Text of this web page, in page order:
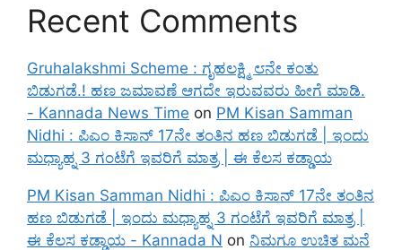
Recent Comments
Gruhalakshmi Scheme : ಗೃಹಲಕ್ಷ್ಮಿ ೮ನೇ ಕಂತು
ಬಿಡುಗಡೆ.! ಹಣ ಜಮಾವಣೆ ಆಗದೇ ಇರುವವರು ಹೀಗೆ ಮಾಡಿ.
- Kannada News Time on PM Kisan Samman
Nidhi : ಪಿಎಂ ಕಿಸಾನ್ 17ನೇ ತಂತಿನ ಹಣ ಬಿಡುಗಡೆ | ಇಂದು
ಮಧ್ಯಾಹ್ನ 3 ಗಂಟೆಗೆ ಇವರಿಗೆ ಮಾತ್ರ | ಈ ಕೆಲಸ ಕಡ್ಡಾಯ
PM Kisan Samman Nidhi : ಪಿಎಂ ಕಿಸಾನ್ 17ನೇ ತಂತಿನ
ಹಣ ಬಿಡುಗಡೆ | ಇಂದು ಮಧ್ಯಾಹ್ನ 3 ಗಂಟೆಗೆ ಇವರಿಗೆ ಮಾತ್ರ |
ಈ ಕೆಲಸ ಕಡ್ಡಾಯ - Kannada N on ನಿಮಗೂ ಉಚಿತ ಮನೆ